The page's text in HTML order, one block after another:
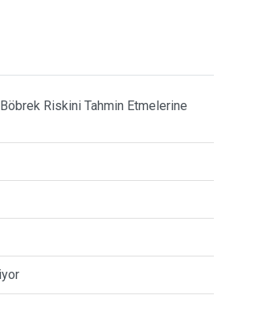
Riskini Tahmin Etmelerine